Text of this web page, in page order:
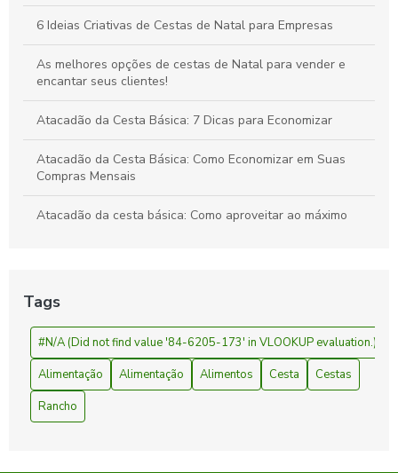
6 Ideias Criativas de Cestas de Natal para Empresas
As melhores opções de cestas de Natal para vender e
encantar seus clientes!
Atacadão da Cesta Básica: 7 Dicas para Economizar
Atacadão da Cesta Básica: Como Economizar em Suas
Compras Mensais
Atacadão da cesta básica: Como aproveitar ao máximo
Atacadão da Cesta Básica: Preços e Ofertas
Cesta básica atacadão é a solução ideal para economizar
nas compras do mês
Cesta básica atacadão: como economizar e garantir
qualidade na sua compra
Tags
#N/A (Did not find value '84-6205-173' in VLOOKUP evaluation.)
Alimentação
Alimentação Alimentos Cesta
Cestas
Rancho